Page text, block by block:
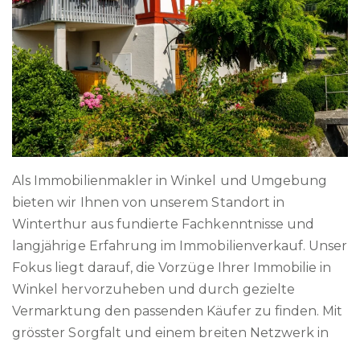
Als Immobilienmakler in Winkel und Umgebung
bieten wir Ihnen von unserem Standort in
Winterthur aus fundierte Fachkenntnisse und
langjährige Erfahrung im Immobilienverkauf. Unser
Fokus liegt darauf, die Vorzüge Ihrer Immobilie in
Winkel hervorzuheben und durch gezielte
Vermarktung den passenden Käufer zu finden. Mit
grösster Sorgfalt und einem breiten Netzwerk in